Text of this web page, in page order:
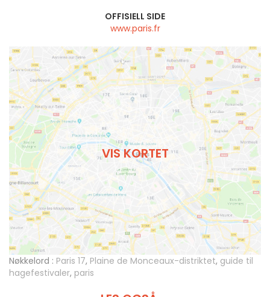
OFFISIELL SIDE
www.paris.fr
VIS KORTET
Nøkkelord : Paris 17, Plaine de Monceaux-distriktet, guide til
hagefestivaler, paris